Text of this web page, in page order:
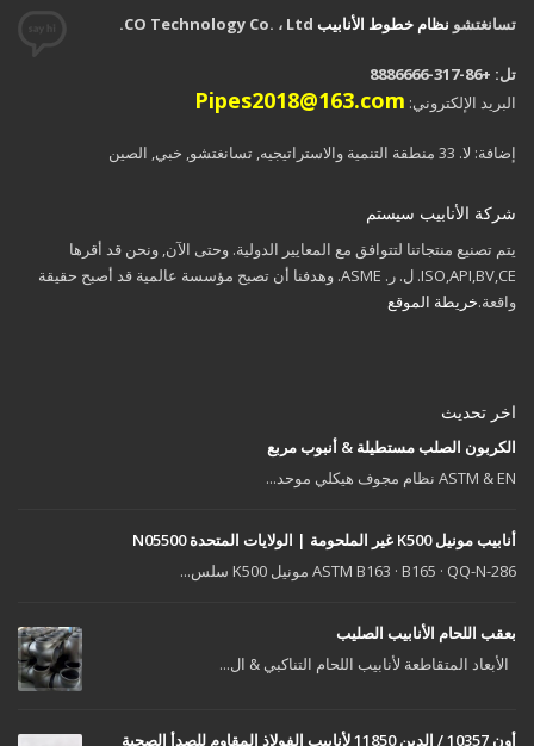
تسانغتشو نظام خطوط الأنابيب
تل: +86-317-8886666
البريد الإلكتروني: Pipes2018@163.com
إضافة: لا. 33 منطقة التنمية والاستراتیجیه, تسانغتشو, خبي, الصين
شركة الأنابيب سيستم
يتم تصنيع منتجاتنا لتتوافق مع المعايير الدولية. وحتى الآن, ونحن قد أقرها
ISO,API,BV,CE. ل. ر. ASME. وهدفنا أن تصبح مؤسسة عالمية قد أصبح حقيقة
واقعة.خريطة الموقع
اخر تحديث
الكربون الصلب مستطيلة & أنبوب مربع
ASTM & EN نظام مجوف هيكلي موحد...
أنابيب مونيل K500 غير الملحومة | الولايات المتحدة N05500
ASTM B163 · B165 · QQ-N-286 مونيل K500 سلس...
بعقب اللحام الأنابيب الصليب
الأبعاد المتقاطعة لأنابيب اللحام التناكبي & ال...
أون 10357 / الدين 11850 لأنابيب الفولاذ المقاوم للصدأ الصحية